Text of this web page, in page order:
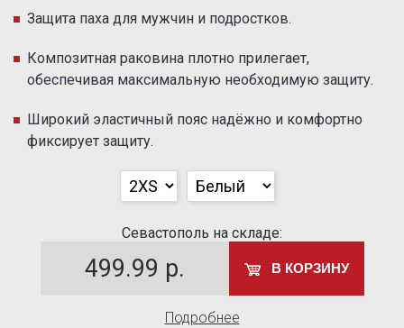
Защита паха для мужчин и подростков.
Композитная раковина плотно прилегает,
обеспечивая максимальную необходимую защиту.
Широкий эластичный пояс надёжно и комфортно
фиксирует защиту.
Севастополь на складе:
499.99 р. В КОРЗИНУ
Подробнее